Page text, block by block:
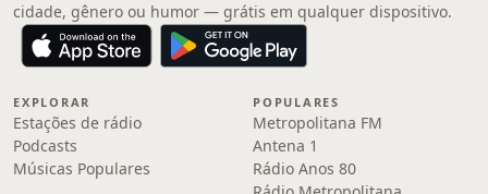
cidade, gênero ou humor — grátis em qualquer dispositivo.
EXPLORAR
Estações de rádio
Podcasts
Músicas Populares
POPULARES
Metropolitana FM
Antena 1
Rádio Anos 80